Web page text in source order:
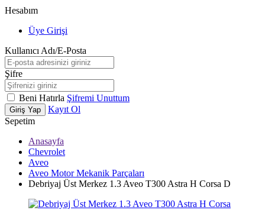
Hesabım
Üye Girişi
Kullanıcı Adı/E-Posta
Şifre
Beni Hatırla Şifremi Unuttum
Giriş Yap
Kayıt Ol
Sepetim
Anasayfa
Chevrolet
Aveo
Aveo Motor Mekanik Parçaları
Debriyaj Üst Merkez 1.3 Aveo T300 Astra H Corsa D